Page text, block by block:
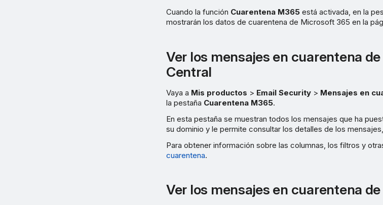
Cuando la función Cuarentena M365 está activada, en la
mostrarán los datos de cuarentena de Microsoft 365 en la
Ver los mensajes en cuarentena
Central
Vaya a Mis productos > Email Security > Mensajes en
la pestaña Cuarentena M365.
En esta pestaña se muestran todos los mensajes que ha
su dominio y le permite consultar los detalles de los
Para obtener información sobre las columnas, los filtros y
cuarentena.
Ver los mensajes en cuarentena